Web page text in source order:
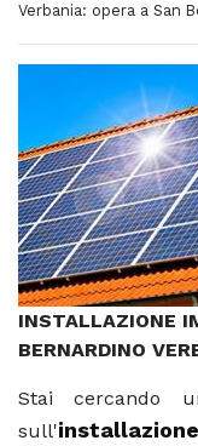
Verbania: opera a San
INSTALLAZIONE
BERNARDINO
Stai cercando
sull'